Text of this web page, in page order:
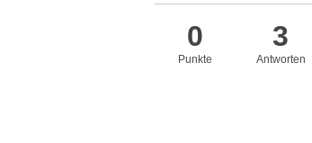
0
Punkte
3
Antworten